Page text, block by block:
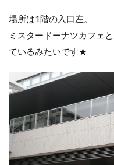
場所は1階の入口左。
ミスタードーナツカフェ
ているみたいです★